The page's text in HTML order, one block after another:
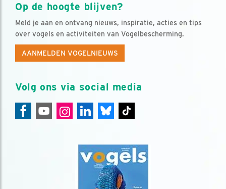
Op de hoogte blijven?
Meld je aan en ontvang nieuws, inspiratie, acties en tips
over vogels en activiteiten van Vogelbescherming.
AANMELDEN VOGELNIEUWS
Volg ons via social media